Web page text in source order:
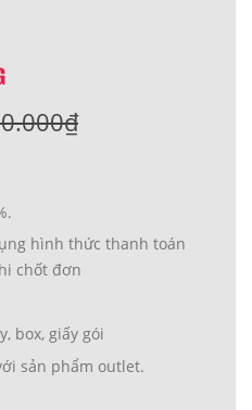
hình thức thanh toán
chốt đơn
box, giấy gói
sản phẩm outlet.